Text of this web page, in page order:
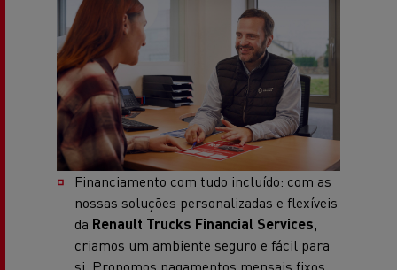
Financiamento com tudo incluído: com as
nossas soluções personalizadas e flexíveis
da Renault Trucks Financial Services
criamos um ambiente seguro e fácil para
si. Propomos pagamentos mensais fixos,